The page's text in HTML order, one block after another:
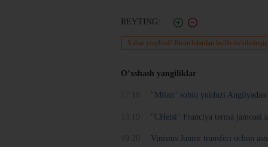
REYTING:
Xabar yoqdimi? Birinchilardan bo'lib do'stlaringiz
O’xshash yangiliklar
"Milan" sobiq yulduzi
"CHelsi" Franciya terma jamoasi
Vinisius Junior transferi uchun